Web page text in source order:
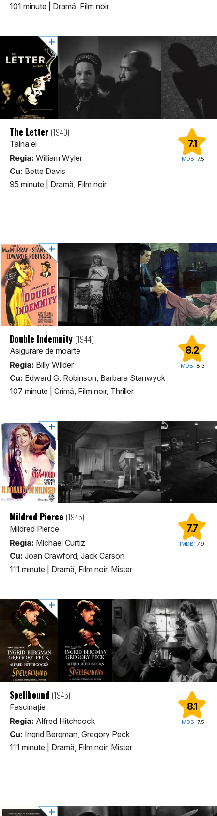
101 minute
Dramă, Film noir
7.1
IMDB: 7.5
The Letter (1940)
Taina ei
Regia: William Wyler
Cu: Bette Davis
95 minute
Dramă, Film noir
8.2
IMDB: 8.3
Double Indemnity (1944)
Asigurare de moarte
Regia: Billy Wilder
Cu: Edward G. Robinson, Barbara Stanwyck
107 minute
Crimă, Film noir, Thriller
7.7
IMDB: 7.9
Mildred Pierce (1945)
Mildred Pierce
Regia: Michael Curtiz
Cu: Joan Crawford, Jack Carson
111 minute
Dramă, Film noir, Mister
8.1
IMDB: 7.5
Spellbound (1945)
Fascinație
Regia: Alfred Hitchcock
Cu: Ingrid Bergman, Gregory Peck
111 minute
Dramă, Film noir, Mister